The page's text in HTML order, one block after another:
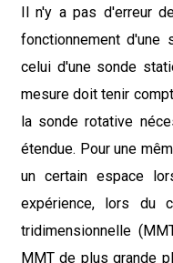
Il n'y a pas d'erreur
fonctionnement
celui d'une sonde
mesure doit tenir
la sonde rotative
étendue. Pour une
un certain espace
expérience, lors du
tridimensionnelle
MMT de plus grande